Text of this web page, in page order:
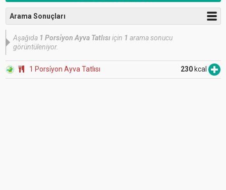
Arama Sonuçları
Aşağıda 1 Porsi̇yon Ayva Tatlısıiçin 1 arama sonucu
görüntüleniyor.
1 Porsi̇yon Ayva Tatlısı 230 kcal